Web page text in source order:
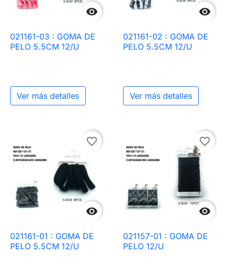

021161-03 : GOMA DE
PELO 5.5CM 12/U
Ver más detalles

021161-02 : GOMA DE
PELO 5.5CM 12/U
Ver más detalles

favorite_border
021161-01 : GOMA DE
PELO 5.5CM 12/U

favorite_border
021157-01 : GOMA DE
PELO 12/U